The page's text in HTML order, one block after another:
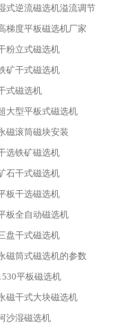
式逆流磁选机溢流调节
梯度平板磁选机厂家
粉立式磁选机
矿干式磁选机
式磁选机
大型平板式磁选机
磁滚筒磁块安装
选铁矿磁选机
石干式磁选机
板干选磁选机
板全自动磁选机
盘干式磁选机
磁筒式磁选机的参数
平板磁选机
磁干式大块磁选机
沙湿磁选机